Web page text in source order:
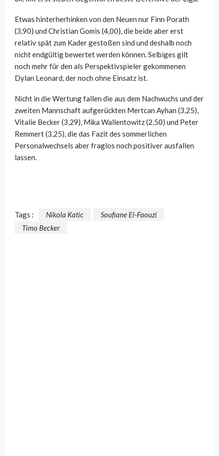
Etwas hinterherhinken von den Neuen nur Finn Porath
(3,90) und Christian Gomis (4,00), die beide aber erst
relativ spät zum Kader gestoßen sind und deshalb noch
nicht endgültig bewertet werden können. Selbiges gilt
noch mehr für den als Perspektivspieler gekommenen
Dylan Leonard, der noch ohne Einsatz ist.
Nicht in die Wertung fallen die aus dem Nachwuchs und der
zweiten Mannschaft aufgerückten Mertcan Ayhan (3,25),
Vitalie Becker (3,29), Mika Wallentowitz (2,50) und Peter
Remmert (3,25), die das Fazit des sommerlichen
Personalwechsels aber fraglos noch positiver ausfallen
lassen.
Tags : Nikola Katic
Soufiane El-Faouzi
Timo Becker